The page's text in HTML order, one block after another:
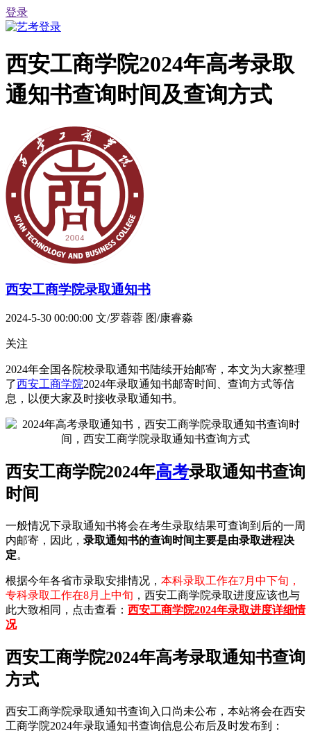
登录
西安工商学院2024年高考录取
通知书查询时间及查询方式
西安工商学院录取通知书
2024-5-30 00:00:00 文/罗蓉蓉 图/康睿淼
关注
2024年全国各院校录取通知书陆续开始邮寄，本文为大家整理
了西安工商学院2024年录取通知书邮寄时间、查询方式等信
息，以便大家及时接收录取通知书。
西安工商学院2024年高考录取通知书查询
时间
一般情况下录取通知书将会在考生录取结果可查询到后的一周
内邮寄，因此， 录取通知书的查询时间主要是由录取进程决
定。
根据今年各省市录取安排情况， 本科录取工作在7月中下旬，
专科录取工作在8月上中旬 ，西安工商学院录取进度应该也与
此大致相同，点击查看： 西安工商学院2024年录取进度详细情
况
西安工商学院2024年高考录取通知书查询
方式
西安工商学院录取通知书查询入口尚未公布，本站将会在西安
工商学院2024年录取通知书查询信息公布后及时发布到：